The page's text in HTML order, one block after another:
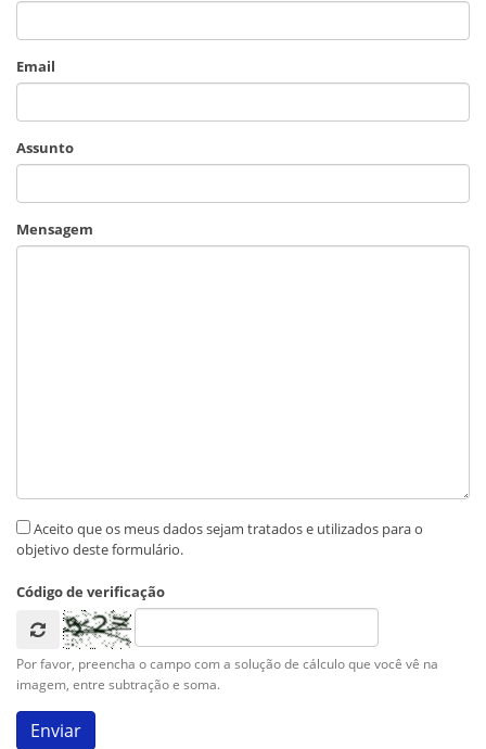
Email
Assunto
Mensagem
Aceito que os meus dados sejam tratados e utilizados para o
objetivo deste formulário.
Código de verificação
Por favor, preencha o campo com a solução de cálculo que você vê na
imagem, entre subtração e soma.